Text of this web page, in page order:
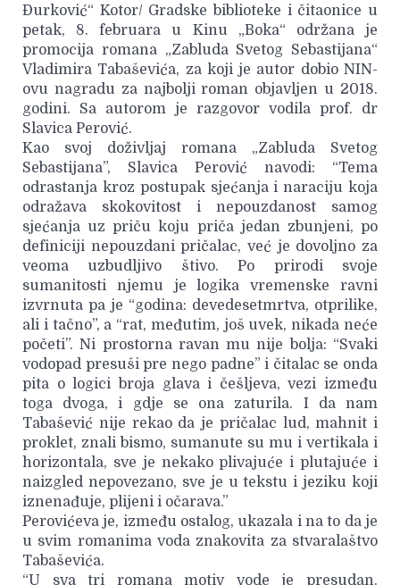
Đurković“ Kotor/ Gradske biblioteke i čitaonice u
petak, 8. februara u Kinu „Boka“ održana je
promocija romana „Zabluda Svetog Sebastijana“
Vladimira Tabaševića, za koji je autor dobio NIN-
ovu nagradu za najbolji roman objavljen u 2018.
godini. Sa autorom je razgovor vodila prof. dr
Slavica Perović.
Kao svoj doživljaj romana „Zabluda Svetog
Sebastijana”, Slavica Perović navodi: “Tema
odrastanja kroz postupak sjećanja i naraciju koja
odražava skokovitost i nepouzdanost samog
sjećanja uz priču koju priča jedan zbunjeni, po
definiciji nepouzdani pričalac, već je dovoljno za
veoma uzbudljivo štivo. Po prirodi svoje
sumanitosti njemu je logika vremenske ravni
izvrnuta pa je “godina: devedesetmrtva, otprilike,
ali i tačno”, a “rat, međutim, još uvek, nikada neće
početi”. Ni prostorna ravan mu nije bolja: “Svaki
vodopad presuši pre nego padne” i čitalac se onda
pita o logici broja glava i češljeva, vezi između
toga dvoga, i gdje se ona zaturila. I da nam
Tabašević nije rekao da je pričalac lud, mahnit i
proklet, znali bismo, sumanute su mu i vertikala i
horizontala, sve je nekako plivajuće i plutajuće i
naizgled nepovezano, sve je u tekstu i jeziku koji
iznenađuje, plijeni i očarava.”
Perovićeva je, između ostalog, ukazala i na to da je
u svim romanima voda znakovita za stvaralaštvo
Tabaševića.
“U sva tri romana motiv vode je presudan.